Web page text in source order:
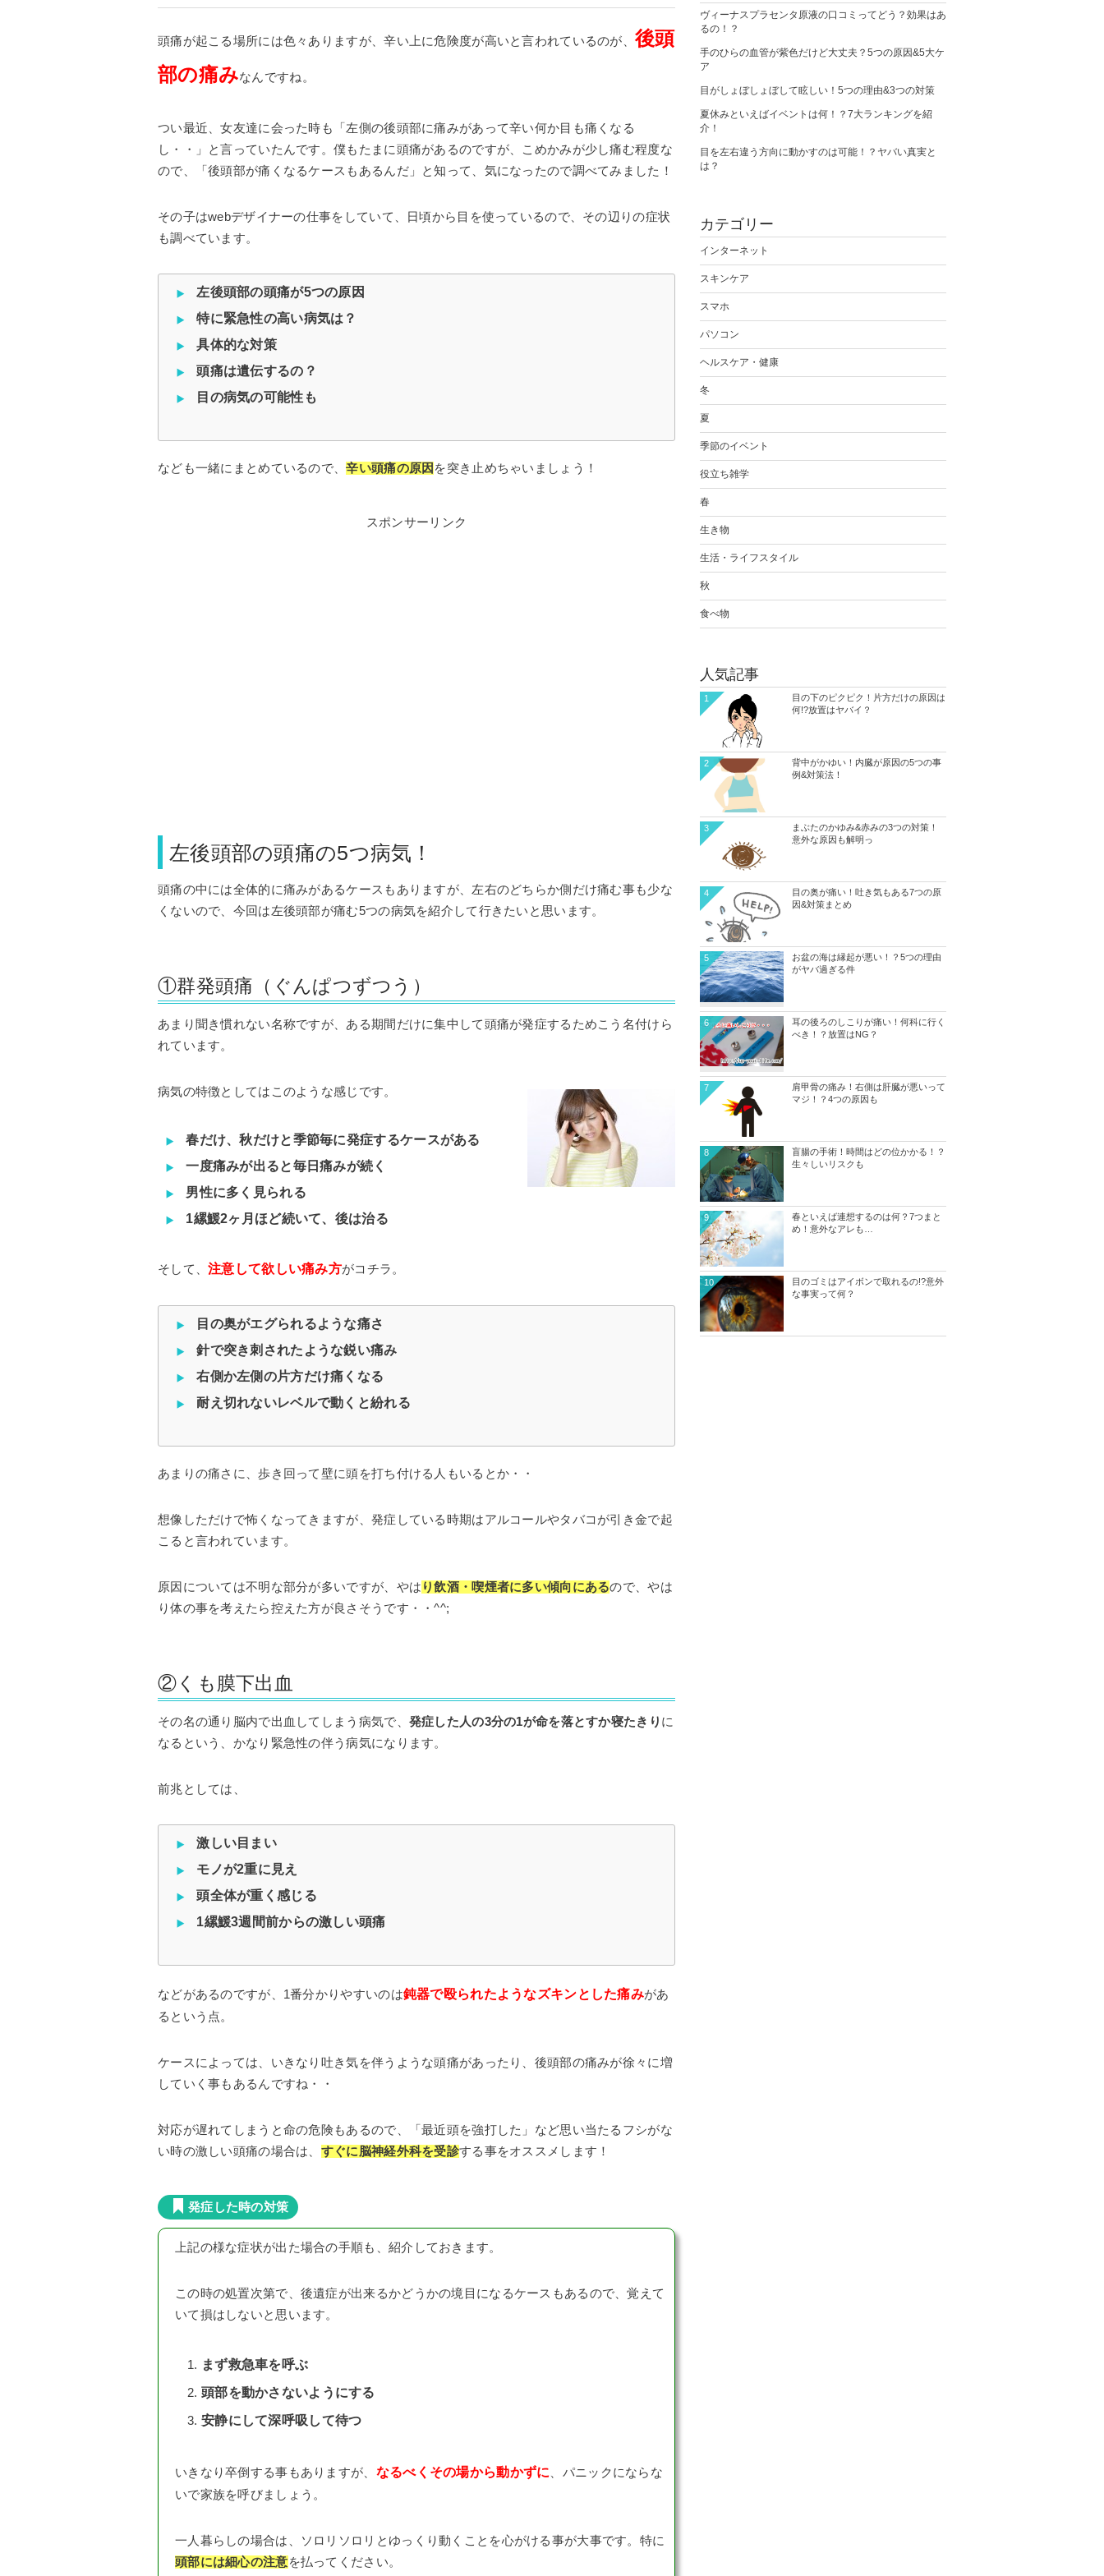
頭痛が起こる場所には色々ありますが、辛い上に危険度が高いと言われているのが、後頭
部の痛みなんですね。
つい最近、女友達に会った時も「左側の後頭部に痛みがあって辛い何か目も痛くなる
し・・」と言っていたんです。僕もたまに頭痛があるのですが、こめかみが少し痛む程度な
ので、「後頭部が痛くなるケースもあるんだ」と知って、気になったので調べてみました！
その子はwebデザイナーの仕事をしていて、日頃から目を使っているので、その辺りの症状
も調べています。
左後頭部の頭痛が5つの原因
特に緊急性の高い病気は？
具体的な対策
頭痛は遺伝するの？
目の病気の可能性も
なども一緒にまとめているので、辛い頭痛の原因 を突き止めちゃいましょう！
スポンサーリンク
左後頭部の頭痛の5つ病気！
頭痛の中には全体的に痛みがあるケースもありますが、左右のどちらか側だけ痛む事も少な
くないので、今回は左後頭部が痛む5つの病気を紹介して行きたいと思います。
①群発頭痛（ぐんぱつずつう）
あまり聞き慣れない名称ですが、ある期間だけに集中して頭痛が発症するためこう名付けら
れています。
病気の特徴としてはこのような感じです。
春だけ、秋だけと季節毎に発症するケースがある
一度痛みが出ると毎日痛みが続く
男性に多く見られる
1縲鰀2ヶ月ほど続いて、後は治る
そして、注意して欲しい痛み方がコチラ。
目の奥がエグられるような痛さ
針で突き刺されたような鋭い痛み
右側か左側の片方だけ痛くなる
耐え切れないレベルで動くと紛れる
あまりの痛さに、歩き回って壁に頭を打ち付ける人もいるとか・・
想像しただけで怖くなってきますが、発症している時期はアルコールやタバコが引き金で起
こると言われています。
原因については不明な部分が多いですが、やは り飲酒・喫煙者に多い傾向にあるので、やは
り体の事を考えたら控えた方が良さそうです・・^^;
②くも膜下出血
その名の通り脳内で出血してしまう病気で、 発症した人の3分の1が命を落とすか寝たきり に
なるという、かなり緊急性の伴う病気になります。
前兆としては、
激しい目まい
モノが2重に見え
頭全体が重く感じる
1縲鰀3週間前からの激しい頭痛
などがあるのですが、1番分かりやすいのは鈍器で殴られたようなズキンとした痛みがあ
るという点。
ケースによっては、いきなり吐き気を伴うような頭痛があったり、後頭部の痛みが徐々に増
していく事もあるんですね・・
対応が遅れてしまうと命の危険もあるので、「最近頭を強打した」など思い当たるフシがな
い時の激しい頭痛の場合は、 すぐに脳神経外科を受診する事をオススメします！
発症した時の対策
上記の様な症状が出た場合の手順も、紹介しておきます。
この時の処置次第で、後遺症が出来るかどうかの境目になるケースもあるので、覚えて
いて損はしないと思います。
まず救急車を呼ぶ
頭部を動かさないようにする
安静にして深呼吸して待つ
いきなり卒倒する事もありますが、 なるべくその場から動かずに 、パニックにならな
いで家族を呼びましょう。
一人暮らしの場合は、ソロリソロリとゆっくり動くことを心がける事が大事です。特に
頭部には細心の注意を払ってください。
ヴィーナスプラセンタ原液の口コミってどう？効果はあ
るの！？
手のひらの血管が紫色だけど大丈夫？5つの原因&5大ケ
ア
目がしょぼしょぼして眩しい！5つの理由&3つの対策
夏休みといえばイベントは何！？7大ランキングを紹
介！
目を左右違う方向に動かすのは可能！？ヤバい真実と
は？
カテゴリー
インターネット
スキンケア
スマホ
パソコン
ヘルスケア・健康
冬
夏
季節のイベント
役立ち雑学
春
生き物
生活・ライフスタイル
秋
食べ物
人気記事
1
目の下のピクピク！片方だけの原因は
何!?放置はヤバイ？
2
背中がかゆい！内臓が原因の5つの事
例&対策法！
3
まぶたのかゆみ&赤みの3つの対策！
意外な原因も解明っ
4
目の奥が痛い！吐き気もある7つの原
因&対策まとめ
5
お盆の海は縁起が悪い！？5つの理由
がヤバ過ぎる件
6
耳の後ろのしこりが痛い！何科に行く
べき！？放置はNG？
7
肩甲骨の痛み！右側は肝臓が悪いって
マジ！？4つの原因も
8
盲腸の手術！時間はどの位かかる！？
生々しいリスクも
9
春といえば連想するのは何？7つまと
め！意外なアレも…
10
目のゴミはアイボンで取れるの!?意外
な事実って何？